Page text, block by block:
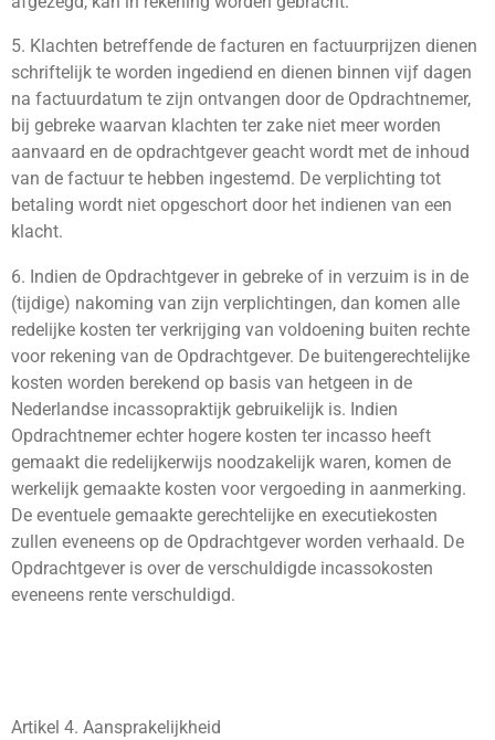
5. Klachten betreffende de facturen en factuurprijzen dienen
schriftelijk te worden ingediend en dienen binnen vijf dagen
na factuurdatum te zijn ontvangen door de Opdrachtnemer,
bij gebreke waarvan klachten ter zake niet meer worden
aanvaard en de opdrachtgever geacht wordt met de inhoud
van de factuur te hebben ingestemd. De verplichting tot
betaling wordt niet opgeschort door het indienen van een
klacht.
6. Indien de Opdrachtgever in gebreke of in verzuim is in de
(tijdige) nakoming van zijn verplichtingen, dan komen alle
redelijke kosten ter verkrijging van voldoening buiten rechte
voor rekening van de Opdrachtgever. De buitengerechtelijke
kosten worden berekend op basis van hetgeen in de
Nederlandse incassopraktijk gebruikelijk is. Indien
Opdrachtnemer echter hogere kosten ter incasso heeft
gemaakt die redelijkerwijs noodzakelijk waren, komen de
werkelijk gemaakte kosten voor vergoeding in aanmerking.
De eventuele gemaakte gerechtelijke en executiekosten
zullen eveneens op de Opdrachtgever worden verhaald. De
Opdrachtgever is over de verschuldigde incassokosten
eveneens rente verschuldigd.
Artikel 4. Aansprakelijkheid